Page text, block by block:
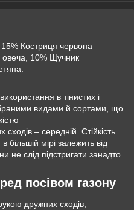
Костриця червона
овеча, 10% Щучник
в тінистих і
видами й сортами, що
– середній. Стійкість
мірі залежить від
не слід підстригати занадто
посівом газону
дружних сходів,